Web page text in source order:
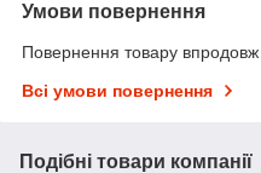
Умови повернення
Повернення товару впродовж
Всі умови повернення
Подібні товари компанії